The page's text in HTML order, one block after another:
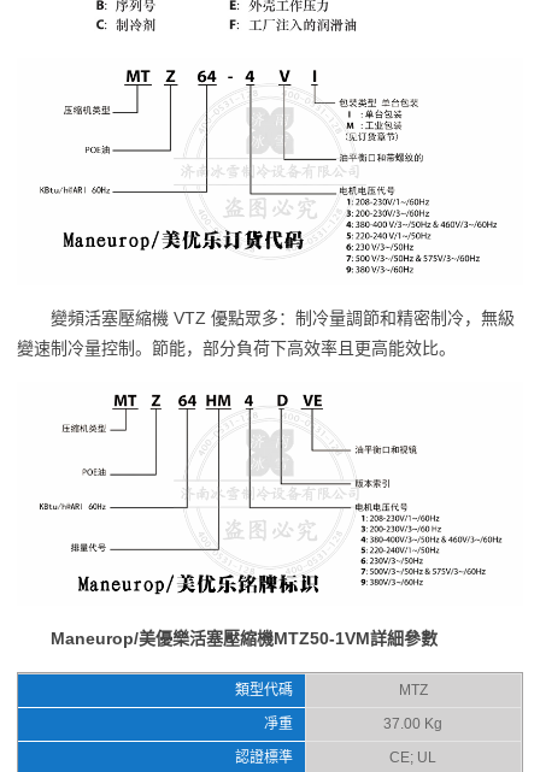
變頻活塞壓縮機 VTZ 優點眾多：制冷量調節和精密制冷，無級
變速制冷量控制。節能，部分負荷下高效率且更高能效比。
Maneurop/美優樂活塞壓縮機MTZ50-1VM詳細參數
類型代碼
MTZ
凈重
37.00 Kg
認證標準
CE; UL